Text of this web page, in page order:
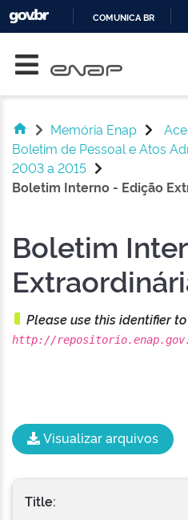
COMUNICA BR
Memória Enap
Boletim de Pessoal e Atos
2003 a 2015
Boletim Interno - Edição
Boletim
Please use this identifier
http://
Visualizar arquivos
Title: